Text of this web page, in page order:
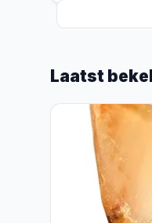
Laatst